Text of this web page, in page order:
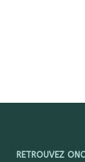
RETROUVEZ